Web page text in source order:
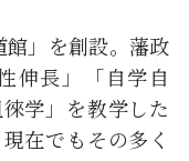
」を創設。藩政
伸長」「自学自
学」を教学した
在でもその多く